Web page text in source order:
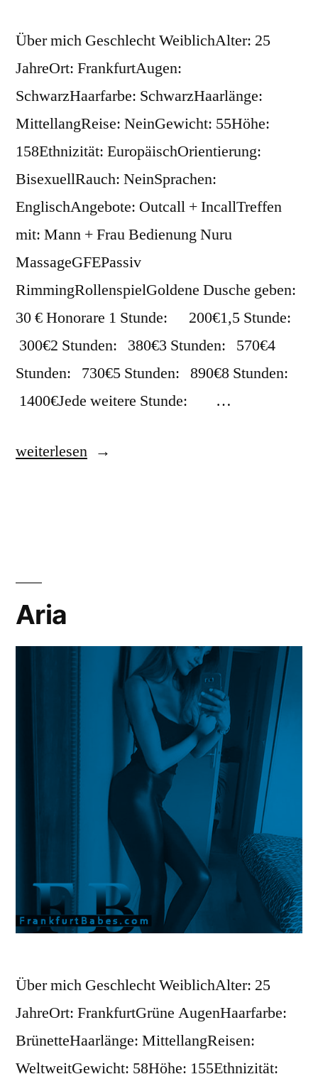
Über mich Geschlecht WeiblichAlter: 25
JahreOrt: FrankfurtAugen:
SchwarzHaarfarbe: SchwarzHaarlänge:
MittellangReise: NeinGewicht: 55Höhe:
158Ethnizität: EuropäischOrientierung:
BisexuellRauch: NeinSprachen:
EnglischAngebote: Outcall + IncallTreffen
mit: Mann + Frau Bedienung Nuru
MassageGFEPassiv
RimmingRollenspielGoldene Dusche geben:
30 € Honorare 1 Stunde: 200€1,5 Stunde:
300€2 Stunden: 380€3 Stunden: 570€4
Stunden: 730€5 Stunden: 890€8 Stunden:
1400€Jede weitere Stunde: …
weiterlesen
Aria
Über mich Geschlecht WeiblichAlter: 25
JahreOrt: FrankfurtGrüne AugenHaarfarbe:
BrünetteHaarlänge: MittellangReisen:
WeltweitGewicht: 58Höhe: 155Ethnizität: